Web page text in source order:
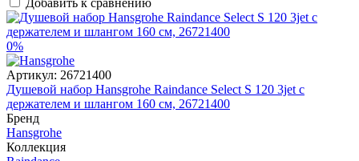
0%
Артикул: 26721400
Душевой набор Hansgrohe Raindance Select S 120 3jet с
держателем и шлангом 160 см, 26721400
Бренд
Hansgrohe
Коллекция